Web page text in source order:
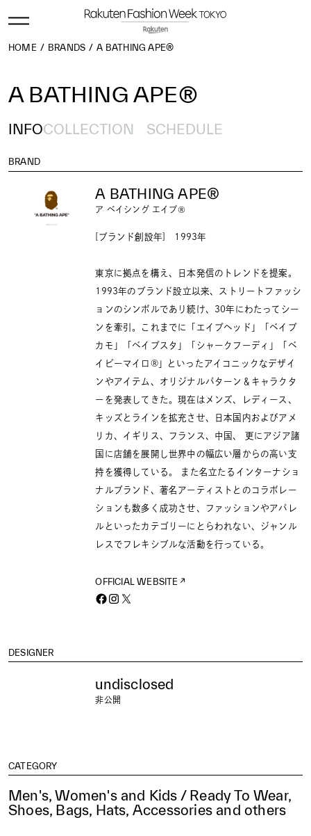
HOME BRANDS A BATHING APE®
A BATHING APE®
INFOCOLLECTION SCHEDULE
BRAND
A BATHING APE®
ア ベイシング エイプ®
[ブランド創設年] 1993年
東京に拠点を構え、日本発信のトレンドを提案。
1993年のブランド設立以来、ストリートファッシ
ョンのシンボルであり続け、30年にわたってシー
ンを牽引。これまでに「エイプヘッド」「ベイプ
カモ」「ベイプスタ」「シャークフーディ」「ベ
イビーマイロ®」といったアイコニックなデザイ
ンやアイテム、オリジナルパターン＆キャラクタ
ーを発表してきた。現在はメンズ、レディース、
キッズとラインを拡充させ、日本国内およびアメ
リカ、イギリス、フランス、中国、 更にアジア諸
国に店舗を展開し世界中の幅広い層からの高い支
持を獲得している。 また名立たるインターナショ
ナルブランド、著名アーティストとのコラボレー
ションも数多く成功させ、ファッションやアパレ
ルといったカテゴリーにとらわれない、ジャンル
レスでフレキシブルな活動を行っている。
OFFICIAL WEBSITE
DESIGNER
undisclosed
非公開
CATEGORY
Men's, Women's and Kids / Ready To Wear,
Shoes, Bags, Hats, Accessories and others